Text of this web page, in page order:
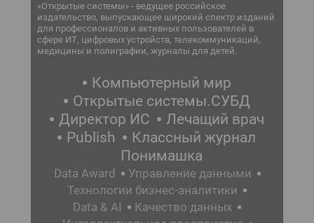
«Открытые системы» - ведущее российское
издательство, выпускающее широкий спектр изданий
для профессионалов и активных пользователей в
сфере ИТ, цифровых устройств, телекоммуникаций,
медицины и полиграфии, журналы для детей.
Компьютерный мир
Открытые системы.СУБД
Директор ИС
Лечащий врач
Publish
Классный журнал
Понимашка
Data Award
Управление данными
Технологии бизнес-аналитики
Data & AI
Качество данных